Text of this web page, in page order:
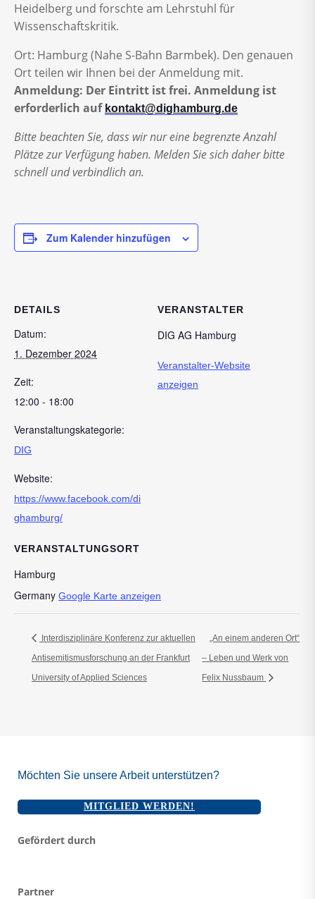
Heidelberg und forschte am Lehrstuhl für
Wissenschaftskritik.
Ort: Hamburg (Nahe S-Bahn Barmbek). Den genauen
Ort teilen wir Ihnen bei der Anmeldung mit.
Anmeldung: Der Eintritt ist frei. Anmeldung ist
erforderlich auf kontakt@dighamburg.de
Bitte beachten Sie, dass wir nur eine begrenzte Anzahl
Plätze zur Verfügung haben. Melden Sie sich daher bitte
schnell und verbindlich an.
Zum Kalender hinzufügen
DETAILS
Datum:
1. Dezember 2024
Zeit:
12:00 - 18:00
Veranstaltungskategorie:
DIG
Website:
https://www.facebook.com/di
ghamburg/
VERANSTALTUNGSORT
Hamburg
Germany Google Karte anzeigen
VERANSTALTER
DIG AG Hamburg
Veranstalter-Website
anzeigen
Interdisziplinäre Konferenz zur aktuellen
Antisemitismusforschung an der Frankfurt
University of Applied Sciences
„An einem anderen Ort“
– Leben und Werk von
Felix Nussbaum
Möchten Sie unsere Arbeit unterstützen?
MITGLIED WERDEN!
Gefördert durch
Partner